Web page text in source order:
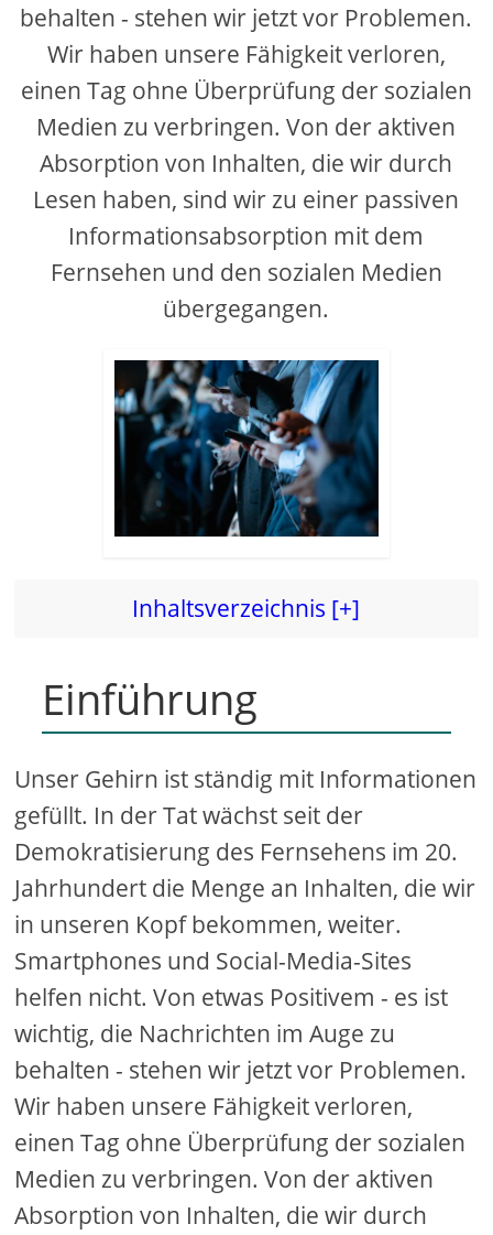
behalten - stehen wir jetzt vor Problemen.
Wir haben unsere Fähigkeit verloren,
einen Tag ohne Überprüfung der sozialen
Medien zu verbringen. Von der aktiven
Absorption von Inhalten, die wir durch
Lesen haben, sind wir zu einer passiven
Informationsabsorption mit dem
Fernsehen und den sozialen Medien
übergegangen.
Inhaltsverzeichnis [+]
Einführung
Unser Gehirn ist ständig mit Informationen
gefüllt. In der Tat wächst seit der
Demokratisierung des Fernsehens im 20.
Jahrhundert die Menge an Inhalten, die wir
in unseren Kopf bekommen, weiter.
Smartphones und Social-Media-Sites
helfen nicht. Von etwas Positivem - es ist
wichtig, die Nachrichten im Auge zu
behalten - stehen wir jetzt vor Problemen.
Wir haben unsere Fähigkeit verloren,
einen Tag ohne Überprüfung der sozialen
Medien zu verbringen. Von der aktiven
Absorption von Inhalten, die wir durch